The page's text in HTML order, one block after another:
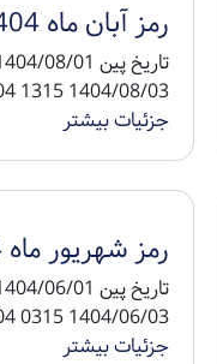
رمز آبان ماه 1404
1404/08/03 1315 1404/08/04 1308 1404/08/05 ...
جزئیات بیشتر
رمز شهریور ماه 1404
1404/06/03 0315 1404/06/04 0308 1404/06/05 ...
جزئیات بیشتر